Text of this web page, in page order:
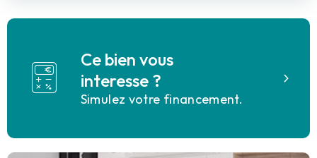
Ce bien vous
interesse ?
Simulez votre financement.